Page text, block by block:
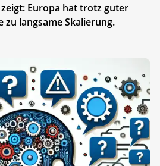
Europa hat trotz guter
zu langsame Skalierung.